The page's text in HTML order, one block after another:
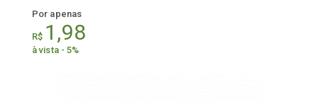
Por apenas
R$ 1,98
à vista - 5%